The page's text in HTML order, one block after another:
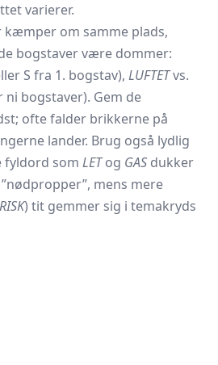
varierer.
kæmper om samme plads,
bogstaver være dommer:
S fra 1. bogstav), LUFTETvs.
bogstaver). Gem de
ofte falder brikkerne på
lander. Brug også lydlig
fyldord som LETog GAS dukker
mens mere
) tit gemmer sig i temakryds